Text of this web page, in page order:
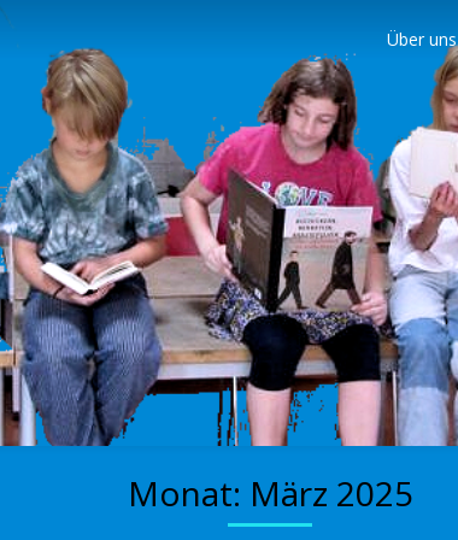
Über uns
Monat: März 2025